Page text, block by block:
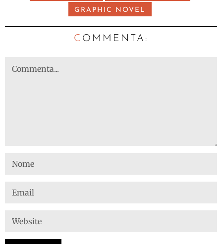
GRAPHIC NOVEL
C OMMENTA: